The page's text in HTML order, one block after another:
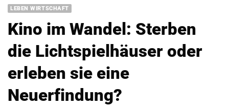
LEBEN WIRTSCHAFT
Kino im Wandel: Sterben
die Lichtspielhäuser oder
erleben sie eine
Neuerfindung?